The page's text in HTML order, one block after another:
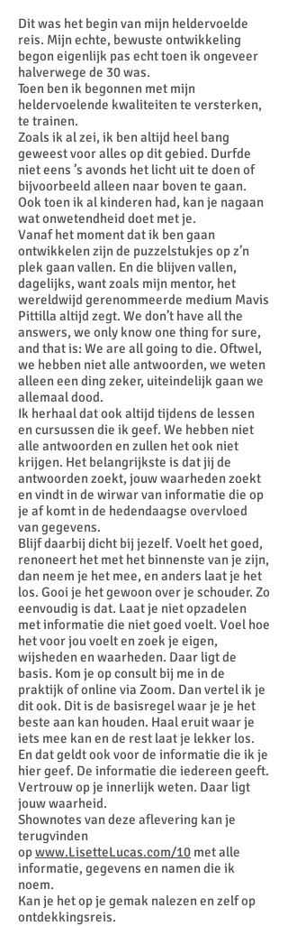
Dit was het begin van mijn heldervoelde
reis. Mijn echte, bewuste ontwikkeling
begon eigenlijk pas echt toen ik ongeveer
halverwege de 30 was.
Toen ben ik begonnen met mijn
heldervoelende kwaliteiten te versterken,
te trainen.
Zoals ik al zei, ik ben altijd heel bang
geweest voor alles op dit gebied. Durfde
niet eens ’s avonds het licht uit te doen of
bijvoorbeeld alleen naar boven te gaan.
Ook toen ik al kinderen had, kan je nagaan
wat onwetendheid doet met je.
Vanaf het moment dat ik ben gaan
ontwikkelen zijn de puzzelstukjes op z’n
plek gaan vallen. En die blijven vallen,
dagelijks, want zoals mijn mentor, het
wereldwijd gerenommeerde medium Mavis
Pittilla altijd zegt. We don’t have all the
answers, we only know one thing for sure,
and that is: We are all going to die. Oftwel,
we hebben niet alle antwoorden, we weten
alleen een ding zeker, uiteindelijk gaan we
allemaal dood.
Ik herhaal dat ook altijd tijdens de lessen
en cursussen die ik geef. We hebben niet
alle antwoorden en zullen het ook niet
krijgen. Het belangrijkste is dat jij de
antwoorden zoekt, jouw waarheden zoekt
en vindt in de wirwar van informatie die op
je af komt in de hedendaagse overvloed
van gegevens.
Blijf daarbij dicht bij jezelf. Voelt het goed,
renoneert het met het binnenste van je zijn,
dan neem je het mee, en anders laat je het
los. Gooi je het gewoon over je schouder. Zo
eenvoudig is dat. Laat je niet opzadelen
met informatie die niet goed voelt. Voel hoe
het voor jou voelt en zoek je eigen,
wijsheden en waarheden. Daar ligt de
basis. Kom je op consult bij me in de
praktijk of online via Zoom. Dan vertel ik je
dit ook. Dit is de basisregel waar je je het
beste aan kan houden. Haal eruit waar je
iets mee kan en de rest laat je lekker los.
En dat geldt ook voor de informatie die ik je
hier geef. De informatie die iedereen geeft.
Vertrouw op je innerlijk weten. Daar ligt
jouw waarheid.
Shownotes van deze aflevering kan je
terugvinden
opwww.LisetteLucas.com/10 met alle
informatie, gegevens en namen die ik
noem.
Kan je het op je gemak nalezen en zelf op
ontdekkingsreis.